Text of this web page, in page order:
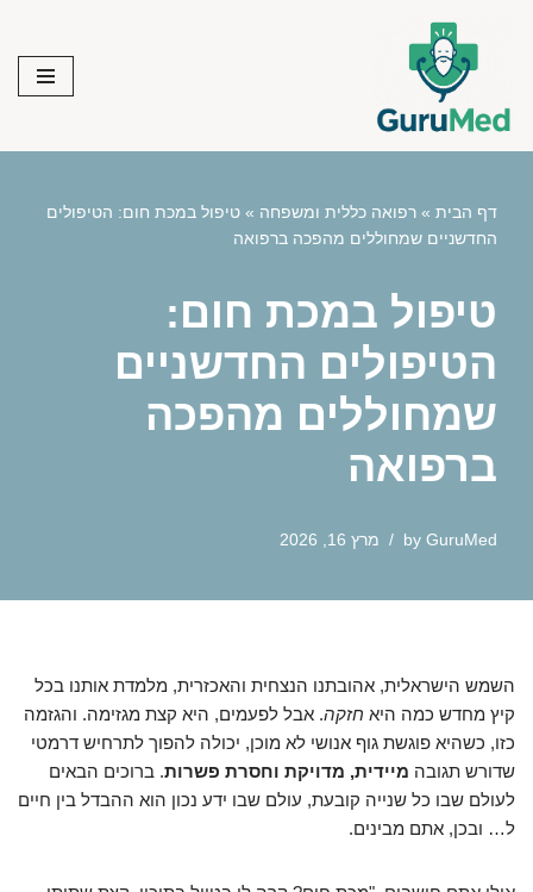
content
דף הבית » רפואה כללית ומשפחה » טיפול במכת חום: הטיפולים
החדשניים שמחוללים מהפכה ברפואה
טיפול במכת חום:
הטיפולים החדשניים
שמחוללים מהפכה
ברפואה
by GuruMed מרץ 16, 2026
השמש הישראלית, אהובתנו הנצחית והאכזרית, מלמדת אותנו בכל
קיץ מחדש כמה היא חזקה. אבל לפעמים, היא קצת מגזימה. והגזמה
כזו, כשהיא פוגשת גוף אנושי לא מוכן, יכולה להפוך לתרחיש דרמטי
שדורש תגובה מיידית, מדויקת וחסרת פשרות. ברוכים הבאים
לעולם שבו כל שנייה קובעת, עולם שבו ידע נכון הוא ההבדל בין חיים
ל… ובכן, אתם מבינים.